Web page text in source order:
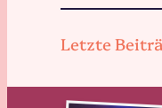
Letzte